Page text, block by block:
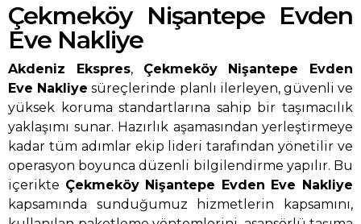
Çekmeköy Nişantepe Evden
Eve Nakliye
Akdeniz Ekspres, Çekmeköy Nişantepe Evden
Eve Nakliye süreçlerinde planlı ilerleyen, güvenli ve
yüksek koruma standartlarına sahip bir taşımacılık
yaklaşımı sunar. Hazırlık aşamasından yerleştirmeye
kadar tüm adımlar ekip lideri tarafından yönetilir ve
operasyon boyunca düzenli bilgilendirme yapılır. Bu
içerikte Çekmeköy Nişantepe Evden Eve Nakliye
kapsamında sunduğumuz hizmetlerin kapsamını,